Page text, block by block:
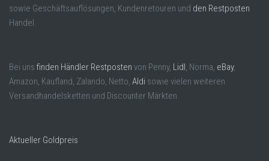
sowie Geschäftsauflösungen, Kundenretouren und den Restposten
Handel.
Bei uns finden Händler Restposten von Penny, Lidl , Norma, eBay,
Amazon, Kaufland, Zalando, Netto, Aldi sowie vielen weiteren
Versandhandelsketten und Discounter Märkten.
Aktueller Goldpreis